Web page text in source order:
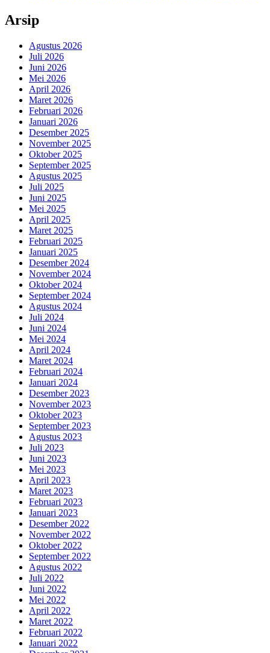
Arsip
Agustus 2026
Juli 2026
Juni 2026
Mei 2026
April 2026
Maret 2026
Februari 2026
Januari 2026
Desember 2025
November 2025
Oktober 2025
September 2025
Agustus 2025
Juli 2025
Juni 2025
Mei 2025
April 2025
Maret 2025
Februari 2025
Januari 2025
Desember 2024
November 2024
Oktober 2024
September 2024
Agustus 2024
Juli 2024
Juni 2024
Mei 2024
April 2024
Maret 2024
Februari 2024
Januari 2024
Desember 2023
November 2023
Oktober 2023
September 2023
Agustus 2023
Juli 2023
Juni 2023
Mei 2023
April 2023
Maret 2023
Februari 2023
Januari 2023
Desember 2022
November 2022
Oktober 2022
September 2022
Agustus 2022
Juli 2022
Juni 2022
Mei 2022
April 2022
Maret 2022
Februari 2022
Januari 2022